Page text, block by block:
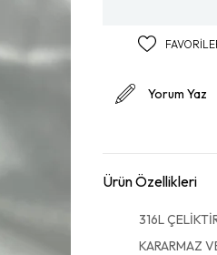
Yorum Yaz
Ürün Özellikleri
316L
KARARMAZ